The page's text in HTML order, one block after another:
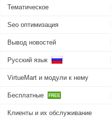
Тематическое
Seo оптимизация
Вывод новостей
Русский язык
VirtueMart и модули к нему
Бесплатные
Клиенты и их обслуживание